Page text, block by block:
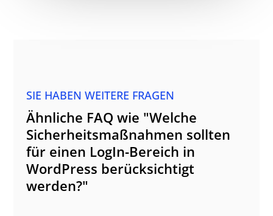
SIE HABEN WEITERE FRAGEN
Ähnliche FAQ wie "Welche
Sicherheitsmaßnahmen sollten
für einen LogIn-Bereich in
WordPress berücksichtigt
werden?"